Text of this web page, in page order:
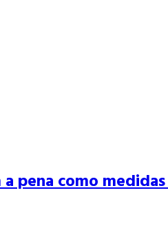
pena como